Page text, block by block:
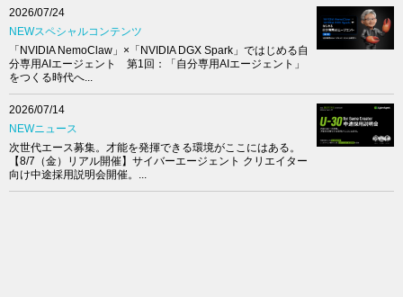
2026/07/24
NEWスペシャルコンテンツ
「NVIDIA NemoClaw」×「NVIDIA DGX Spark」ではじめる自
分専用AIエージェント 第1回：「自分専用AIエージェント」
をつくる時代へ...
2026/07/14
NEWニュース
次世代エース募集。才能を発揮できる環境がここにはある。
【8/7（金）リアル開催】サイバーエージェント クリエイター
向け中途採用説明会開催。...